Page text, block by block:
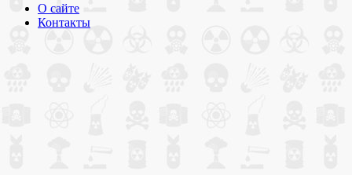
О сайте
Контакты